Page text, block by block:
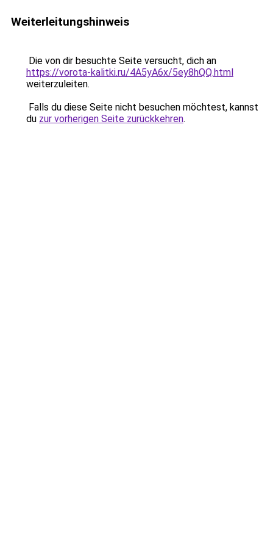
Weiterleitungshinweis
Die von dir besuchte Seite versucht, dich an
https://vorota-kalitki.ru/4A5yA6x/5ey8hQQ.html
weiterzuleiten.
Falls du diese Seite nicht besuchen möchtest, kannst
du zur vorherigen Seite zurückkehren.